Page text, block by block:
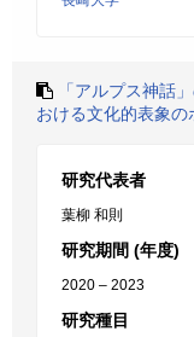
「アルプス神話
おける文化的表象の
研究代表者
葉柳 和則
研究期間 (年度)
2020 – 2023
研究種目